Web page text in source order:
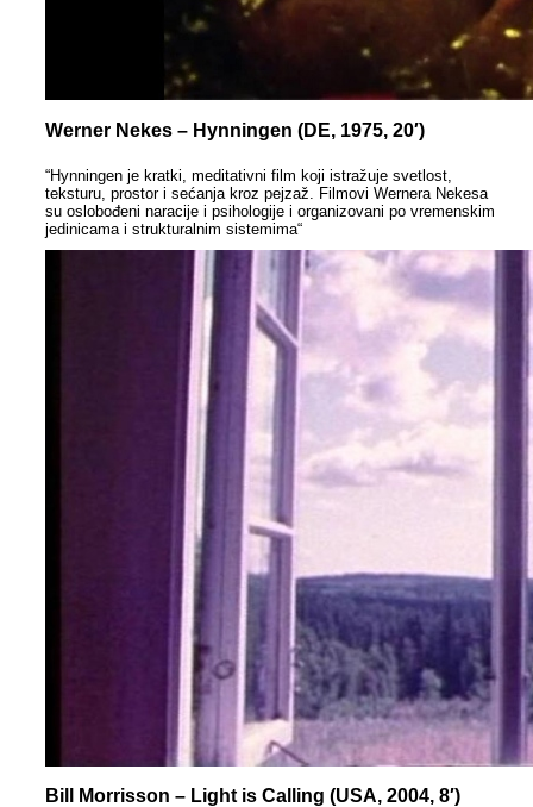
Werner Nekes – Hynningen (DE, 1975, 20′)
“Hynningen je kratki, meditativni film koji istražuje svetlost,
teksturu, prostor i sećanja kroz pejzaž. Filmovi Wernera Nekesa
su oslobođeni naracije i psihologije i organizovani po vremenskim
jedinicama i strukturalnim sistemima“
Bill Morrisson – Light is Calling (USA, 2004, 8′)